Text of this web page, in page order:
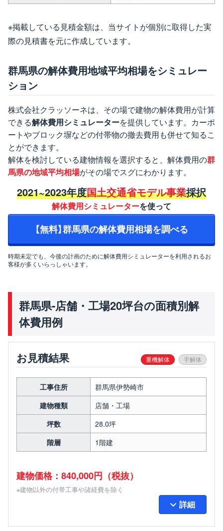
※掲載している見積金額は、当サイトが個別に取得した実
際の見積書を元に作成しています。
群馬県の解体費用地域平均相場をシミュレー
ション
株式会社クラッソーネは、その場で建物の解体費用が計算
できる解体費用シミュレーターを提供しています。カーポ
ートやブロック塀などの付帯物の撤去費用も併せて知るこ
とができます。
解体を検討している建物情報を選択すると、解体費用の群
馬県の地域平均相場がその場でスグにわかります。
2021~2023年度国土交通省モデル事業採択
解体費用シミュレーターを使って
【無料】群馬県の解体費用相場を調べる
時期未定でも、今後の計画のために解体費用シミュレーターを利用されるお
客様が多くいらっしゃいます。
群馬県-店舗・工場20坪台の面積別解
体費用例
お見積結果 重機解体 手解体
工事住所
群馬県伊勢崎市
建物種類
店舗・工場
坪数
28.0坪
階層
1階建
建物価格：840,000円（税抜）
※建物以外の付帯工事や諸経費を除く
詳細